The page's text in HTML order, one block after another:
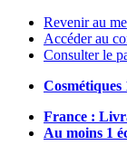
Revenir au
Accéder au
Consulter le
France :
Au moins 1